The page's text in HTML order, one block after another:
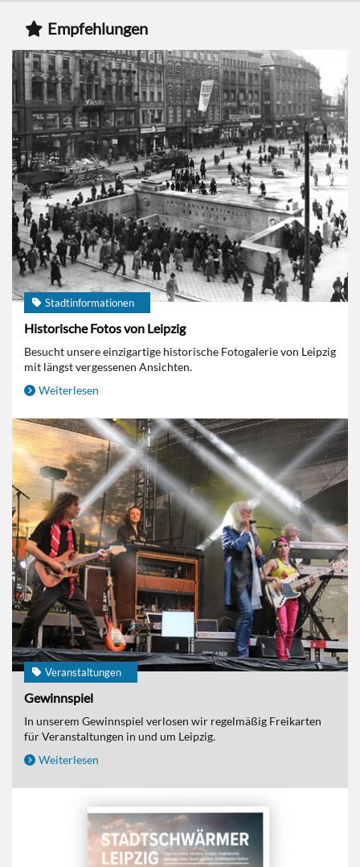
Empfehlungen
Stadtinformationen
Historische Fotos von Leipzig
Besucht unsere einzigartige historische Fotogalerie von Leipzig
mit längst vergessenen Ansichten.
Weiterlesen
Veranstaltungen
Gewinnspiel
In unserem Gewinnspiel verlosen wir regelmäßig Freikarten
für Veranstaltungen in und um Leipzig.
Weiterlesen